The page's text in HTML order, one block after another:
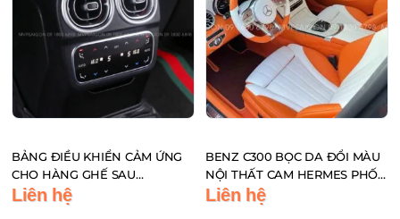
BẢNG ĐIỀU KHIỂN CẢM ỨNG
CHO HÀNG GHẾ SAU
MERCEDES BENZ C-CLASS
GLC-CLASS C200 C260 C300
Liên hệ
BENZ C300 BỌC DA ĐỔI MÀU
NỘI THẤT CAM HERMES PHỐI
TRẮNG
Liên hệ